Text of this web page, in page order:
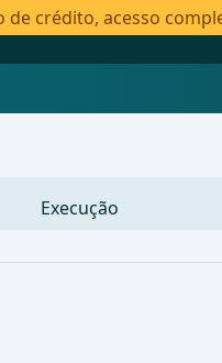
crédito, acesso
Execução